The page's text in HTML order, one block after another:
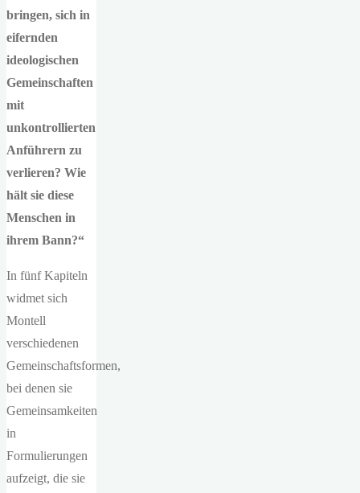
bringen, sich in
eifernden
ideologischen
Gemeinschaften
mit
unkontrollierten
Anführern zu
verlieren? Wie
hält sie diese
Menschen in
ihrem Bann?“
In fünf Kapiteln
widmet sich
Montell
verschiedenen
Gemeinschaftsformen,
bei denen sie
Gemeinsamkeiten
in
Formulierungen
aufzeigt, die sie